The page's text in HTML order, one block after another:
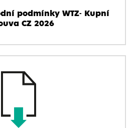
podmínky WTZ- Kupní
CZ 2026